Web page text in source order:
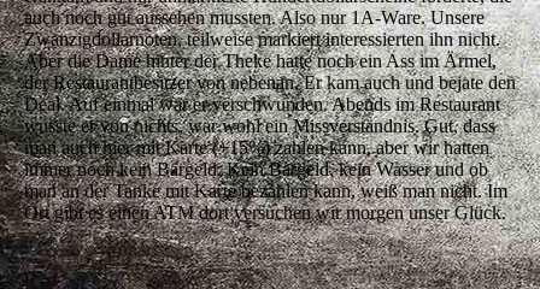
auch noch gut aussehen mussten. Also nur 1A-Ware. Unsere
Zwanzigdollarnoten, teilweise markiert interessierten ihn nicht.
Aber die Dame hinter der Theke hatte noch ein Ass im Ärmel,
der Restaurantbesitzer von nebenan. Er kam auch und bejate den
Deal. Auf einmal war er verschwunden. Abends im Restaurant
wusste er von nichts, war wohl ein Missverständnis. Gut, dass
man auch hier mit Karte (+15%) zahlen kann, aber wir hatten
immer noch kein Bargeld. Kein Bargeld, kein Wasser und ob
man an der Tanke mit Karte bezahlen kann, weiß man nicht. Im
Ort gibt es einen ATM dort versuchen wir morgen unser Glück.